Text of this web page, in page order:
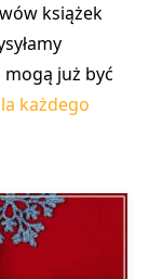
książek
już być
każdego